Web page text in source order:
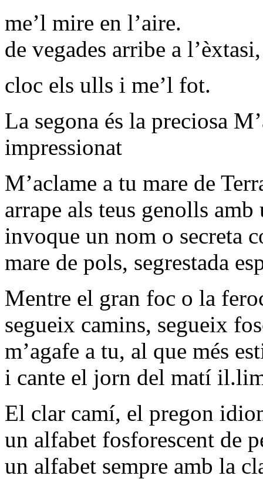
me’l mire en l’aire.
de vegades arribe a
cloc els ulls i me’l fot.
La segona és la preciosa
impressionat
M’aclame a tu mare de
arrape als teus genolls amb
invoque un nom o secreta
mare de pols, segrestada
Mentre el gran foc o la
segueix camins, segueix
m’agafe a tu, al que més
i cante el jorn del matí
El clar camí, el pregon
un alfabet fosforescent de
un alfabet sempre amb la